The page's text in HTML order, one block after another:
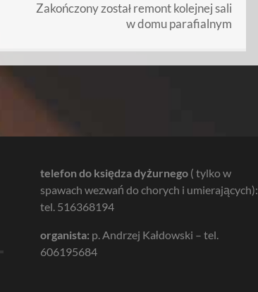
Zakończony został remont kolejnej sali
w domu parafialnym
telefon do księdza dyżurnego ( tylko w
spawach wezwań do chorych i umierających):
tel. 516368194
organista: p. Andrzej Kałdowski – tel.
606195684